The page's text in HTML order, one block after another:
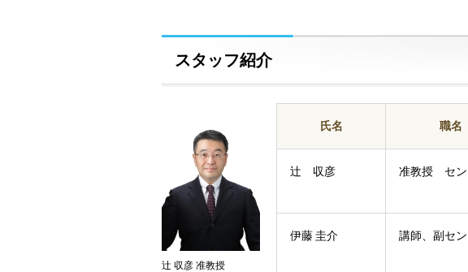
スタッフ紹介
辻󠄀 収彦 准教授
氏名 職名
辻󠄀 収彦 准教授 セン
伊藤 圭介 講師、副セ